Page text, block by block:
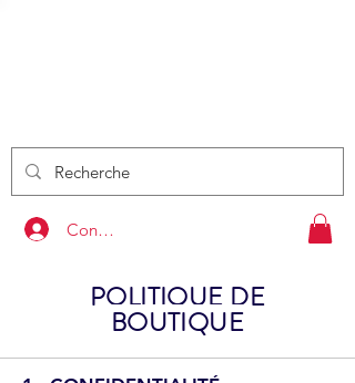
Connexion
POLITIQUE DE
BOUTIQUE